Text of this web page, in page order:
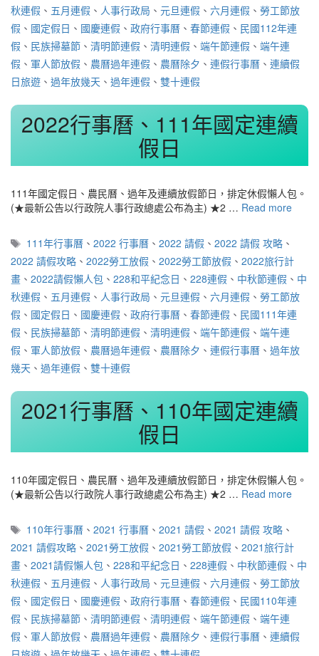
秋連假 、 五月連假 、 人事行政局 、 元旦連假 、 六月連假 、 勞工節放
假 、 國定假日 、 國慶連假 、 政府行事曆 、 春節連假 、 民國112年連
假 、 民族掃墓節 、 清明節連假 、 清明連假 、 端午節連假 、 端午連
假 、 軍人節放假 、 農曆過年連假 、 農曆除夕 、 連假行事曆 、 連續假
日旅遊 、 過年放幾天 、 過年連假 、 雙十連假
2022行事曆、111年國定連續
假日
111年國定假日、農民曆、過年及連續放假節日，排定休假懶人包。
(★最新公告以行政院人事行政總處公布為主) ★2 … Read more
標
籤
111年行事曆 、2022 行事曆 、2022 請假 、2022 請假 攻略 、
2022 請假攻略 、 2022勞工放假 、 2022勞工節放假 、 2022旅行計
畫 、 2022請假懶人包 、 228和平紀念日 、 228連假 、 中秋節連假 、 中
秋連假 、 五月連假 、 人事行政局 、 元旦連假 、 六月連假 、 勞工節放
假 、 國定假日 、 國慶連假 、 政府行事曆 、 春節連假 、 民國111年連
假 、 民族掃墓節 、 清明節連假 、 清明連假 、 端午節連假 、 端午連
假 、 軍人節放假 、 農曆過年連假 、 農曆除夕 、 連假行事曆 、 過年放
幾天 、 過年連假 、 雙十連假
2021行事曆、110年國定連續
假日
110年國定假日、農民曆、過年及連續放假節日，排定休假懶人包。
(★最新公告以行政院人事行政總處公布為主) ★2 … Read more
標
籤
110年行事曆 、2021 行事曆 、2021 請假 、2021 請假 攻略 、
2021 請假攻略 、 2021勞工放假 、 2021勞工節放假 、 2021旅行計
畫 、 2021請假懶人包 、 228和平紀念日 、 228連假 、 中秋節連假 、 中
秋連假 、 五月連假 、 人事行政局 、 元旦連假 、 六月連假 、 勞工節放
假 、 國定假日 、 國慶連假 、 政府行事曆 、 春節連假 、 民國110年連
假 、 民族掃墓節 、 清明節連假 、 清明連假 、 端午節連假 、 端午連
假 、 軍人節放假 、 農曆過年連假 、 農曆除夕 、 連假行事曆 、 連續假